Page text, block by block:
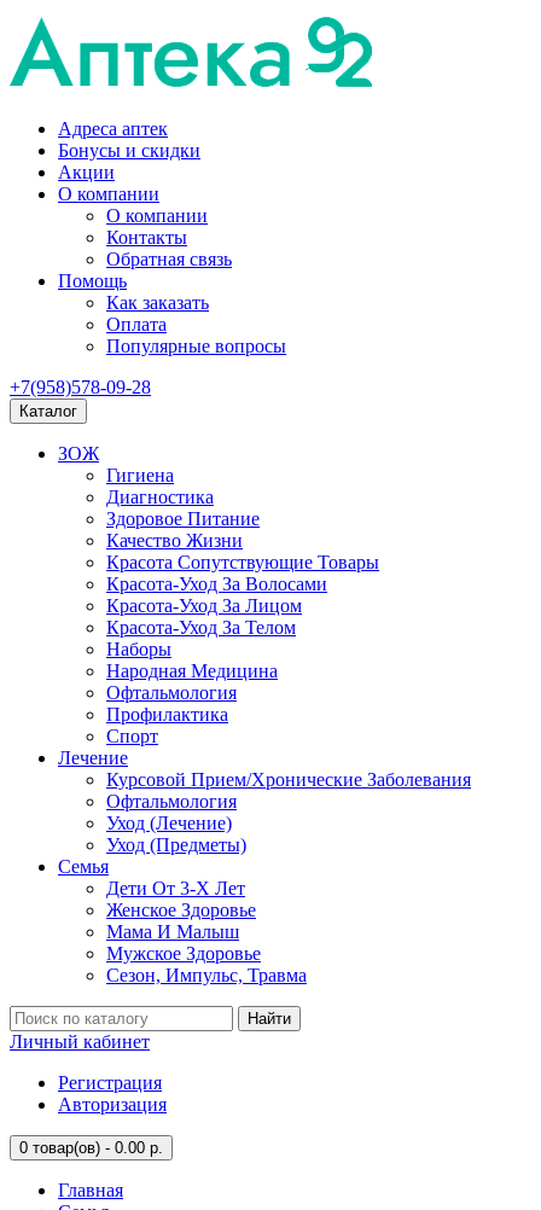
Адреса аптек
Бонусы и скидки
Акции
О компании
О компании
Контакты
Обратная связь
Помощь
Как заказать
Оплата
Популярные вопросы
+7(958)578-09-28
Каталог
ЗОЖ
Гигиена
Диагностика
Здоровое Питание
Качество Жизни
Красота Сопутствующие Товары
Красота-Уход За Волосами
Красота-Уход За Лицом
Красота-Уход За Телом
Наборы
Народная Медицина
Офтальмология
Профилактика
Спорт
Лечение
Курсовой Прием/Хронические Заболевания
Офтальмология
Уход (Лечение)
Уход (Предметы)
Семья
Дети От 3-Х Лет
Женское Здоровье
Мама И Малыш
Мужское Здоровье
Сезон, Импульс, Травма
Найти
Личный кабинет
Регистрация
Авторизация
0 товар(ов) - 0.00 р.
Главная